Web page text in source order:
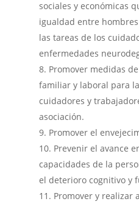
sociales y económicas
igualdad entre
las tareas de los
enfermedades
Promover medidas
familiar y laboral para
cuidadores y
asociación.
Promover el
Prevenir el avance
capacidades de la
el deterioro cognitivo y
Promover y realizar